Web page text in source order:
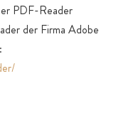
PDF-Reader
der Firma Adobe